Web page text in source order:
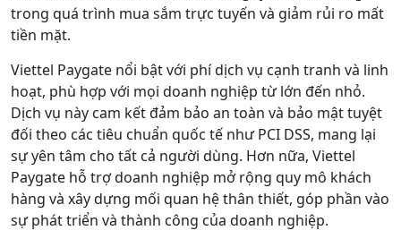
trong quá trình mua sắm trực tuyến và giảm rủi ro mất
tiền mặt.
Viettel Paygate nổi bật với phí dịch vụ cạnh tranh và linh
hoạt, phù hợp với mọi doanh nghiệp từ lớn đến nhỏ.
Dịch vụ này cam kết đảm bảo an toàn và bảo mật tuyệt
đối theo các tiêu chuẩn quốc tế như PCI DSS, mang lại
sự yên tâm cho tất cả người dùng. Hơn nữa, Viettel
Paygate hỗ trợ doanh nghiệp mở rộng quy mô khách
hàng và xây dựng mối quan hệ thân thiết, góp phần vào
sự phát triển và thành công của doanh nghiệp.